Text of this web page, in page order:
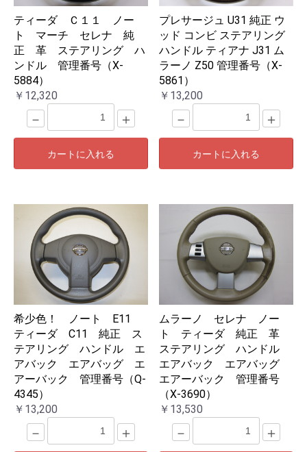
ティーダ Ｃ１１ ノー
ト マーチ セレナ 純
正 革 ステアリング ハ
ンドル 管理番号（X-
5884）
￥12,320
－ ＋
カートに入れる
プレサージュ U31 純正 ウ
ッド コンビ ステアリング
ハンドル ティアナ J31 ム
ラーノ Z50 管理番号（X-
5861）
￥13,200
－ ＋
カートに入れる
希少色！ ノート E11
ティーダ C11 純正 ス
テアリング ハンドル エ
アバック エアバッグ エ
アーバック 管理番号（Q-
4345）
￥13,200
－ ＋
ムラーノ セレナ ノー
ト ティーダ 純正 革
ステアリング ハンドル
エアバック エアバッグ
エアーバック 管理番号
（X-3690）
￥13,530
－ ＋